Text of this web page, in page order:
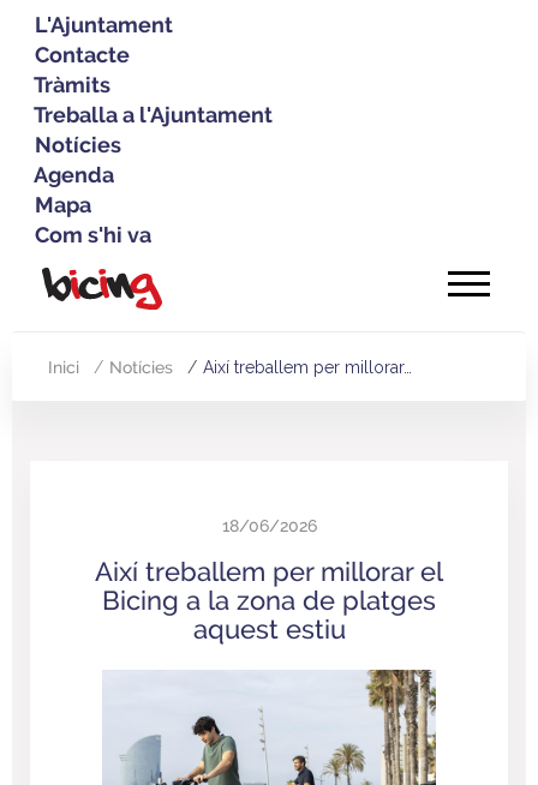
L'Ajuntament
Contacte
Tràmits
Treballa a l'Ajuntament
Notícies
Agenda
Mapa
Com s'hi va
Vés
Inici Notícies Així treballem per millorar…
18/06/2026
Així treballem per millorar el
Bicing a la zona de platges
aquest estiu